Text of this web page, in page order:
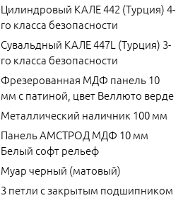
Цилиндровый КАЛЕ 442 (Турция) 4-
го класса безопасности
Сувальдный КАЛЕ 447L (Турция) 3-
го класса безопасности
Фрезерованная МДФ панель 10
мм с патиной, цвет Веллюто верде
Металлический наличник 100 мм
Панель АМСТРОД МДФ 10 мм
Белый софт рельеф
Муар черный (матовый)
3 петли с закрытым подшипником